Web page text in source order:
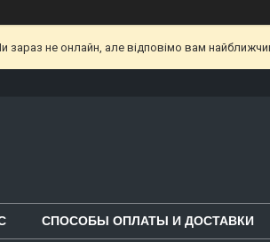
зараз не онлайн, але відповімо вам
СПОСОБЫ ОПЛАТЫ И ДОСТАВКИ